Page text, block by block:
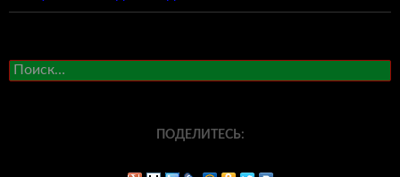
Найти:
ПОДЕЛИТЕСЬ: